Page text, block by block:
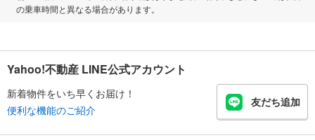
の乗車時間と異なる場合があります。
Yahoo!不動産 LINE公式アカウント
新着物件をいち早くお届け！
便利な機能のご紹介
友だち追加